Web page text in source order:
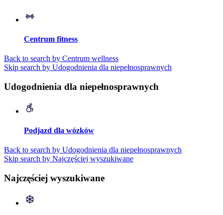
Centrum fitness
Back to search by Centrum wellness
Skip search by Udogodnienia dla niepełnosprawnych
Udogodnienia dla niepełnosprawnych
Podjazd dla wózków
Back to search by Udogodnienia dla niepełnosprawnych
Skip search by Najczęściej wyszukiwane
Najczęściej wyszukiwane